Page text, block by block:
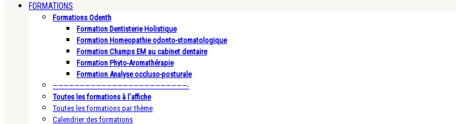
FORMATIONS
Formations Odenth
Formation Dentisterie Holistique
Formation Homeopathie odonto-stomatologique
Formation Champs EM au cabinet dentaire
Formation Phyto-Aromathérapie
Formation Analyse occluso-posturale
—————————————————————————-
Toutes les formations à l’affiche
Toutes les formations par thème
Calendrier des formations